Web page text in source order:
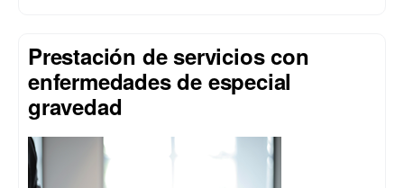
Prestación de servicios con
enfermedades de especial
gravedad